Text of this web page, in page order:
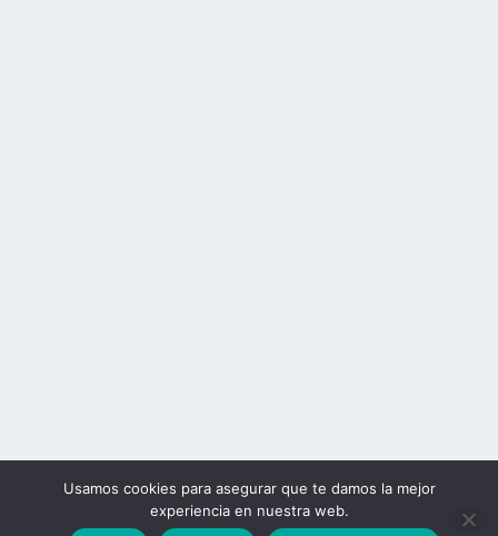
Usamos cookies para asegurar que te damos la mejor
experiencia en nuestra web.